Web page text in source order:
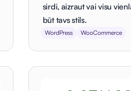
sirdi, aizraut vai visu
būt tavs stils.
WordPress WooCommerce